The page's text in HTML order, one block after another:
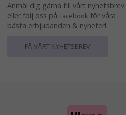
Anmäl dig gärna till vårt nyhetsbrev
eller följ oss på Facebook för våra
bästa erbjudanden & nyheter!
FÅ VÅRT NYHETSBREV